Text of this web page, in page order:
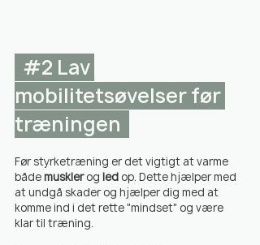
#2 Lav
mobilitetsøvelser før
træningen
Før styrketræning er det vigtigt at varme
både muskler og led op. Dette hjælper med
at undgå skader og hjælper dig med at
komme ind i det rette "mindset" og være
klar til træning.